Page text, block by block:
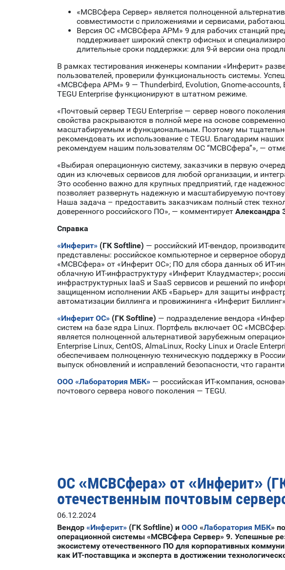
«МСВСфера Сервер» является полноценной
совместимости с приложениями и сервисами,
Версия ОС «МСВСфера АРМ» 9 для рабочих станций
поддерживает широкий спектр офисных и
длительные сроки поддержки: для 9-й версии она
В рамках тестирования инженеры компании «Инферит»
пользователей, проверили функциональность системы.
«МСВСфера АРМ» 9 — Thunderbird, Evolution, Gnome-accounts,
TEGU Enterprise функционируют в штатном режиме.
«Почтовый сервер TEGU Enterprise — сервер нового
свойства раскрываются в полной мере на основе
масштабируемым и функциональным. Поэтому мы
рекомендовать их использование с TEGU. Благодарим
рекомендуем нашим пользователям ОС “МСВСфера”», —
«Выбирая операционную систему, заказчики в первую
один из ключевых сервисов для любой организации, и
Это особенно важно для крупных предприятий, где
позволяет развернуть надежную и масштабируемую
Наша задача – предоставить заказчикам полный стек
доверенного российского ПО», — комментирует Александра
Справка
«Инферит» (ГК Softline) — российский ИТ-вендор,
представлены: российское компьютерное и серверное
«МСВСфера» от «Инферит ОС»; ПО для сбора данных об ИТ-
облачную ИТ-инфраструктуру «Инферит Клаудмастер»;
инфраструктурных IaaS и SaaS сервисов и решений по
защищенном исполнении АКБ «Барьер» для защиты
автоматизации биллинга и провижининга «Инферит
«Инферит ОС» (ГК Softline) — подразделение вендора
систем на базе ядра Linux. Портфель включает ОС
является полноценной альтернативой зарубежным
Enterprise Linux, CentOS, AlmaLinux, Rocky Linux и Oracle
обеспечиваем полноценную техническую поддержку в
выпуск обновлений и исправлений безопасности, что
ООО «Лаборатория МБК» — российская ИТ-компания,
почтового сервера нового поколения — TEGU.
ОС «МСВСфера» от «Инферит»
отечественным почтовым
06.12.2024
Вендор «Инферит» (ГК Softline) и ООО «Лаборатория МБК»
операционной системы «МСВСфера Сервер» 9. Успешные
экосистему отечественного ПО для корпоративных
как ИТ-поставщика и эксперта в достижении